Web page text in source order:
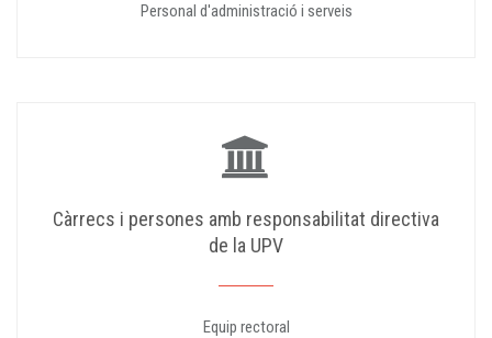
Personal d'administració i serveis
Càrrecs i persones amb responsabilitat directiva
de la UPV
Equip rectoral